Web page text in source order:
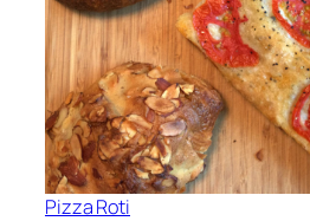
Pizza Roti